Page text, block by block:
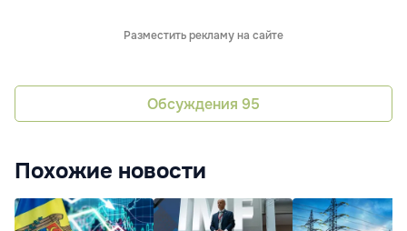
Разместить рекламу на сайте
Обсуждения 95
Похожие новости